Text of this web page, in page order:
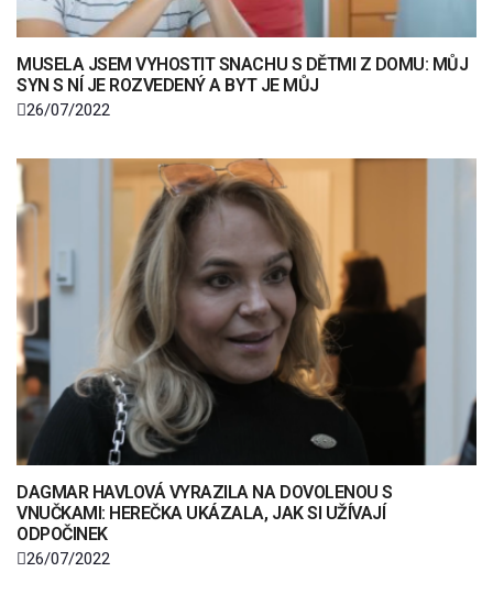
MUSELA JSEM VYHOSTIT SNACHU S DĚTMI Z DOMU: MŮJ
SYN S NÍ JE ROZVEDENÝ A BYT JE MŮJ
26/07/2022
DAGMAR HAVLOVÁ VYRAZILA NA DOVOLENOU S
VNUČKAMI: HEREČKA UKÁZALA, JAK SI UŽÍVAJÍ
ODPOČINEK
26/07/2022